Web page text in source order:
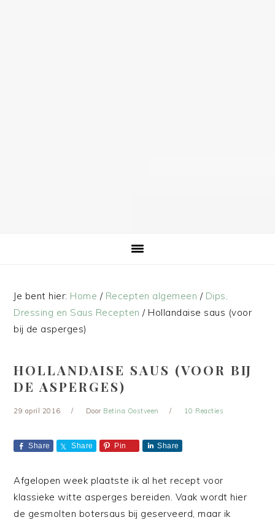
Je bent hier: Home / Recepten algemeen / Dips,
Dressing en Saus Recepten /Hollandaise saus (voor
bij de asperges)
HOLLANDAISE SAUS (VOOR BIJ
DE ASPERGES)
29 april 2016 Door Betina Oostveen 10 Reacties
Share Share Pin Share
Afgelopen week plaatste ik al het recept voor
klassieke witte asperges bereiden. Vaak wordt hier
de gesmolten botersaus bij geserveerd, maar ik